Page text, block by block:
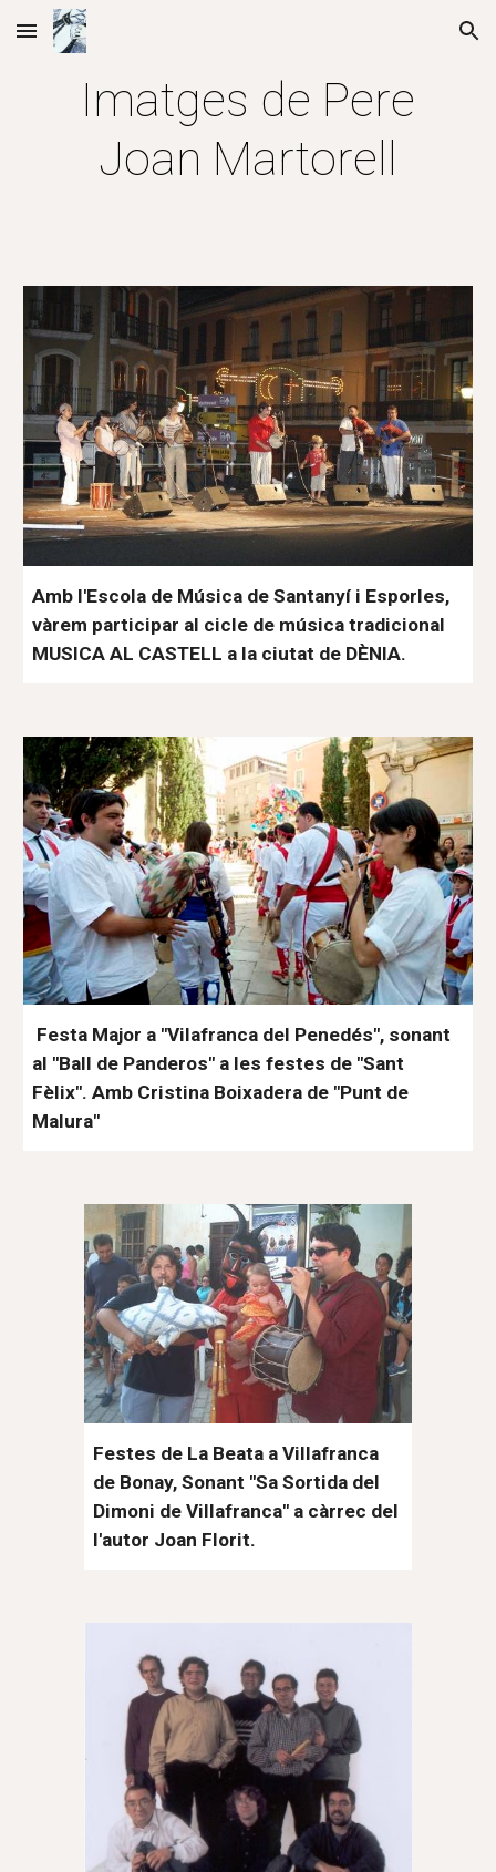
Skip to main content Skip to navigation
Imatges de Pere
Joan Martorell
Amb l'Escola de Música de Santanyí i Esporles,
vàrem participar al cicle de música tradicional
MUSICA AL CASTELL a la ciutat de DÈNIA.
Festa Major a "Vilafranca del Penedés", sonant
al "Ball de Panderos" a les festes de "Sant
Fèlix". Amb Cristina Boixadera de "Punt de
Malura"
Festes de La Beata a Villafranca
de Bonay, Sonant "Sa Sortida del
Dimoni de Villafranca" a càrrec del
l'autor Joan Florit.